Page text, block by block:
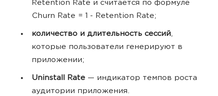
Retention Rate и считается по формуле
Churn Rate = 1 - Retention Rate;
количество и длительность сессий,
которые пользователи генерируют в
приложении;
Uninstall Rate — индикатор темпов роста
аудитории приложения.